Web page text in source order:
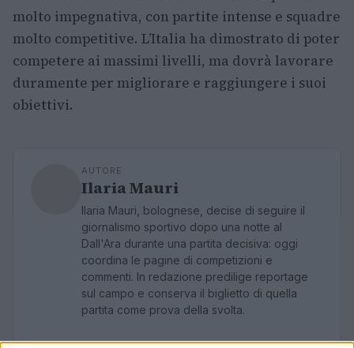
molto impegnativa, con partite intense e squadre
molto competitive. L’Italia ha dimostrato di poter
competere ai massimi livelli, ma dovrà lavorare
duramente per migliorare e raggiungere i suoi
obiettivi.
AUTORE
Ilaria Mauri
Ilaria Mauri, bolognese, decise di seguire il
giornalismo sportivo dopo una notte al
Dall'Ara durante una partita decisiva: oggi
coordina le pagine di competizioni e
commenti. In redazione predilige reportage
sul campo e conserva il biglietto di quella
partita come prova della svolta.